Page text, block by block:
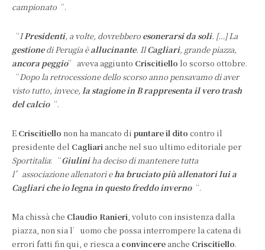
campionato “.
“IPresidenti, a volte, dovrebbero esonerarsi da soli. […] La
gestionedi Perugia èallucinante. IlCagliari, grande piazza,
ancora peggio” aveva aggiunto Criscitiello lo scorso ottobre.
“Dopo la retrocessione dello scorso anno pensavamo di aver
visto tutto, invece, la stagione in B rappresenta il vero trash
del calcio“.
E Criscitiello non ha mancato di puntare il dito contro il
presidente del Cagliari anche nel suo ultimo editoriale per
Sportitalia: “Giulini ha deciso di mantenere tutta
l’associazione allenatori eha bruciato più allenatori lui a
Cagliari che io legna in questo freddo inverno“.
Ma chissà che Claudio Ranieri , voluto con insistenza dalla
piazza, non sia l’uomo che possa interrompere la catena di
errori fatti fin qui, e riesca a convincere anche Criscitiello.